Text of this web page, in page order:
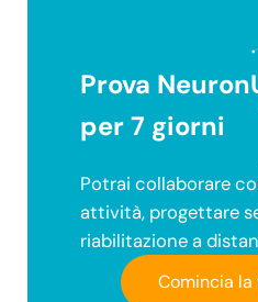
Prova
per 7 giorni
Potrai collaborare
attività, progettare
riabilitazione a
Comincia la